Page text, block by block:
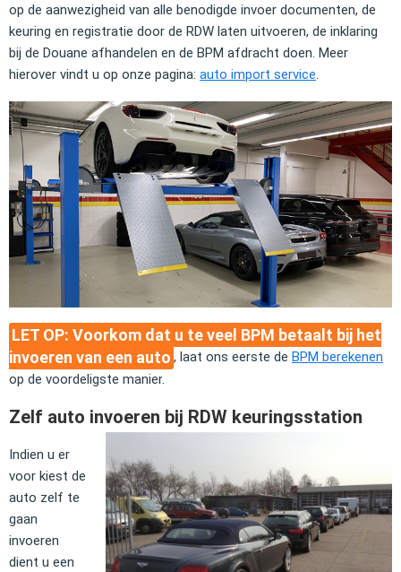
op de aanwezigheid van alle benodigde invoer documenten, de
keuring en registratie door de RDW laten uitvoeren, de inklaring
bij de Douane afhandelen en de BPM afdracht doen. Meer
hierover vindt u op onze pagina: auto import service
LET OP: Voorkom dat u te veel BPM betaalt bij het
invoeren van een auto , laat ons eerste de BPM berekenen
op de voordeligste manier.
Zelf auto invoeren bij RDW keuringsstation
Indien u er
voor kiest de
auto zelf te
gaan
invoeren
dient u een